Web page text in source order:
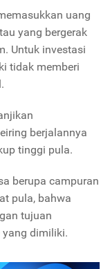
uang
yang bergerak
Untuk investasi
tidak memberi
berjalannya
tinggi pula.
berupa campuran
pula, bahwa
tujuan
yang dimiliki.